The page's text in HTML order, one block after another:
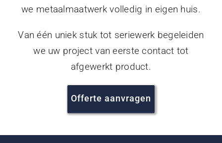
we metaalmaatwerk volledig in eigen huis.
Van één uniek stuk tot seriewerk begeleiden
we uw project van eerste contact tot
afgewerkt product.
Offerte aanvragen